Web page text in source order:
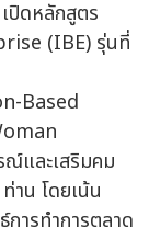
Based
ณ์และเสริมคม
าน โดยเน้น
ารทำการตลาด